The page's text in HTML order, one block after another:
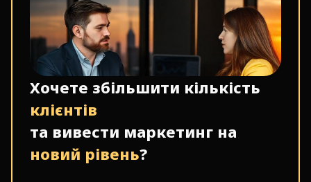
Хочете збільшити кількість
клієнтів
та вивести маркетинг на
новий рівень?